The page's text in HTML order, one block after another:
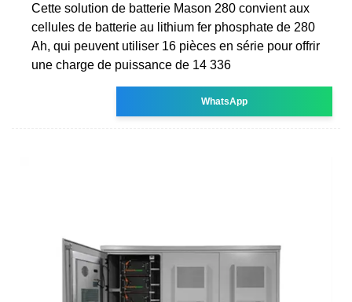
Cette solution de batterie Mason 280 convient aux
cellules de batterie au lithium fer phosphate de 280
Ah, qui peuvent utiliser 16 pièces en série pour offrir
une charge de puissance de 14 336
WhatsApp